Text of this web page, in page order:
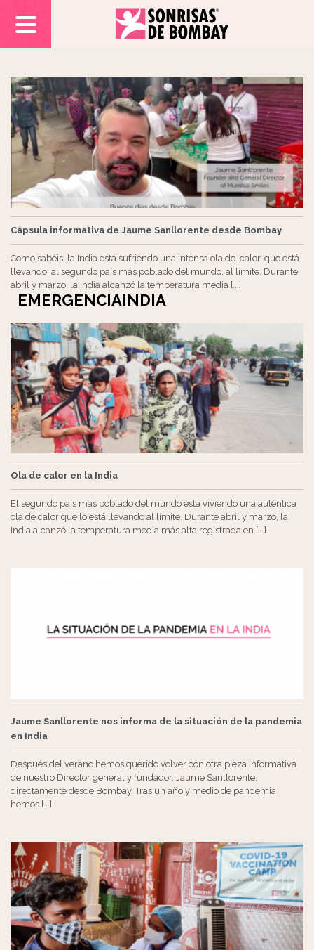
EMERGENCIAINDIA
Cápsula informativa de Jaume Sanllorente desde Bombay
Como sabéis, la India está sufriendo una intensa ola de calor, que está
llevando, al segundo país más poblado del mundo, al límite. Durante
abril y marzo, la India alcanzó la temperatura media [...]
Ola de calor en la India
El segundo país más poblado del mundo está viviendo una auténtica
ola de calor que lo está llevando al límite. Durante abril y marzo, la
India alcanzó la temperatura media más alta registrada en [...]
Jaume Sanllorente nos informa de la situación de la pandemia
en India
Después del verano hemos querido volver con otra pieza informativa
de nuestro Director general y fundador, Jaume Sanllorente,
directamente desde Bombay. Tras un año y medio de pandemia
hemos [...]